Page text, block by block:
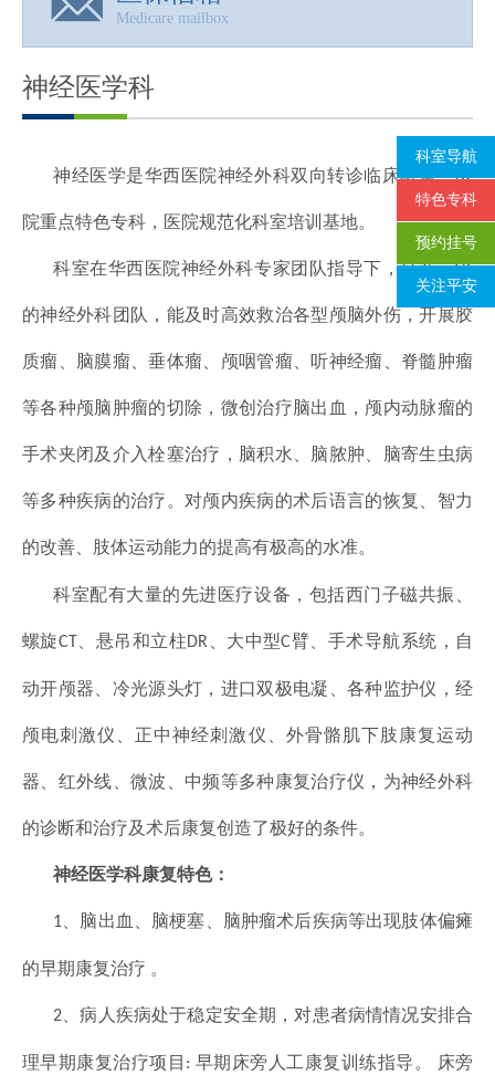
Medicare mailbox
神经医学科
神经医学是华西医院神经外科双向转诊临床科室，医
院重点特色专科，医院规范化科室培训基地。
科室在华西医院神经外科专家团队指导下，打造一流
的神经外科团队，能及时高效救治各型颅脑外伤，开展胶
质瘤、脑膜瘤、垂体瘤、颅咽管瘤、听神经瘤、脊髓肿瘤
等各种颅脑肿瘤的切除，微创治疗脑出血，颅内动脉瘤的
手术夹闭及介入栓塞治疗，脑积水、脑脓肿、脑寄生虫病
等多种疾病的治疗。对颅内疾病的术后语言的恢复、智力
的改善、肢体运动能力的提高有极高的水准。
科室配有大量的先进医疗设备，包括西门子磁共振、
螺旋CT 、悬吊和立柱DR 、大中型C臂、手术导航系统，自
动开颅器、冷光源头灯，进口双极电凝、各种监护仪，经
颅电刺激仪、正中神经刺激仪、外骨骼肌下肢康复运动
器、红外线、微波、中频等多种康复治疗仪，为神经外科
的诊断和治疗及术后康复创造了极好的条件。
神经医学科康复特色：
1、 脑出血、脑梗塞、脑肿瘤术后疾病等出现肢体偏瘫
的早期康复治疗 。
2、病人疾病处于稳定安全期，对患者病情情况安排合
理早期康复治疗项目 : 早期床旁人工康复训练指导。 床旁
科室导航
特色专科
预约挂号
关注平安